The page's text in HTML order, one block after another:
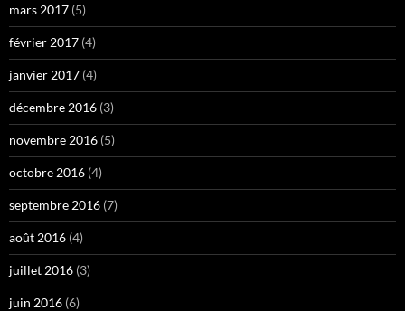
mars 2017 (5)
février 2017 (4)
janvier 2017 (4)
décembre 2016 (3)
novembre 2016 (5)
octobre 2016 (4)
septembre 2016 (7)
août 2016 (4)
juillet 2016 (3)
juin 2016 (6)